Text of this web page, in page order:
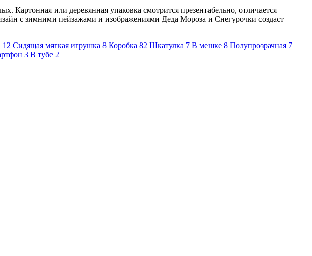
Картонная или деревянная упаковка смотрится презентабельно, отличается
с зимними пейзажами и изображениями Деда Мороза и Снегурочки создаст
12 Сидящая мягкая игрушка 8 Коробка 82 Шкатулка 7 В мешке 8 Полупрозрачная 7
3 В тубе 2